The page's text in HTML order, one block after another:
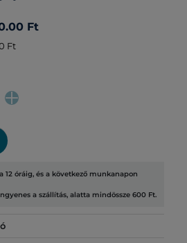
Ft
Ft
12 óráig, és a következő munkanapon
a szállítás, alatta mindössze 600 Ft.